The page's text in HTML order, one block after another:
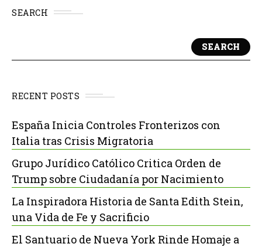
SEARCH
SEARCH
RECENT POSTS
España Inicia Controles Fronterizos con
Italia tras Crisis Migratoria
Grupo Jurídico Católico Critica Orden de
Trump sobre Ciudadanía por Nacimiento
La Inspiradora Historia de Santa Edith Stein,
una Vida de Fe y Sacrificio
El Santuario de Nueva York Rinde Homaje a